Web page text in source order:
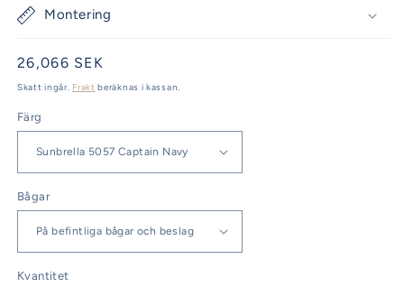
Montering
Ordinarie
pris
26,066 SEK
Skatt ingår. Frakt beräknas i kassan.
Färg
Bågar
Kvantitet